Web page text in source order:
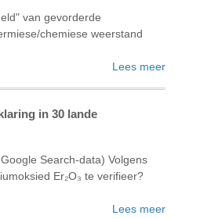
van gevorderde
chemiese weerstand
Lees meer
in 30 lande
Search-data) Volgens
Er₂O₃ te verifieer?
Lees meer